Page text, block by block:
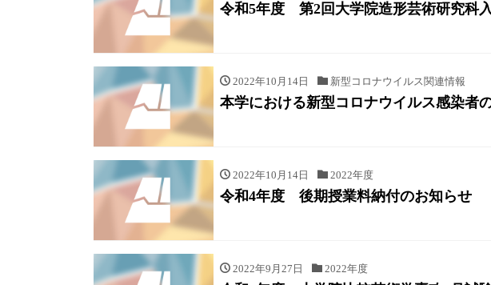
令和5年度 第2回大学院造形芸術研究科
2022年10月14日 新型コロナウイルス関連情報
本学における新型コロナウイルス感染者
2022年10月14日 2022年度
令和4年度 後期授業料納付のお知らせ
2022年9月27日 2022年度